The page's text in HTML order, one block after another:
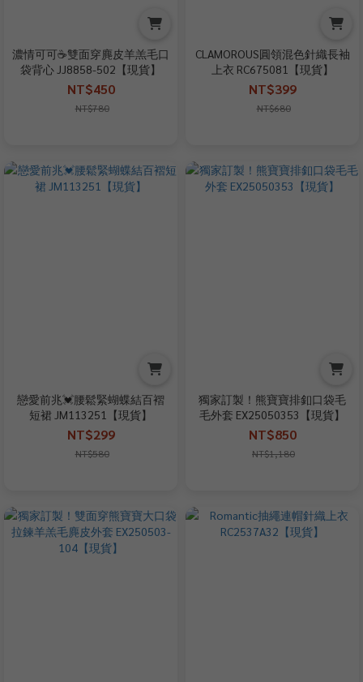
濃情可可☕雙面穿麂皮羊羔毛口
袋背心 JJ8858-502【現貨】
NT$450
NT$780
CLAMOROUS圓領混色針織長袖
上衣 RC675081【現貨】
NT$399
NT$680
戀愛前兆💓腰鬆緊蝴蝶結百褶
短裙 JM113251【現貨】
NT$299
NT$580
獨家訂製！熊寶寶排釦口袋毛
毛外套 EX25050353【現貨】
NT$850
NT$1,180